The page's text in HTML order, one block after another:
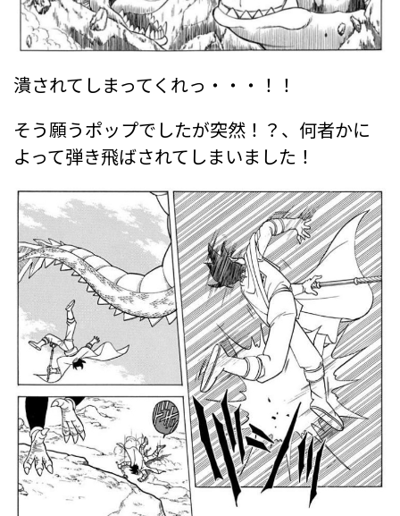
潰されてしまってくれっ・・・！！
そう願うポップでしたが突然！？、何者かに
よって弾き飛ばされてしまいました！